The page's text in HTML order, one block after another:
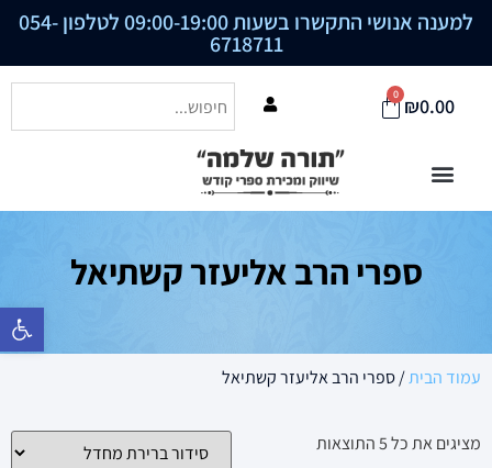
פתח סרגל
למענה אנושי התקשרו בשעות 09:00-19:00 לטלפון 054-
6718711
₪0.00
0
ספרי הרב אליעזר קשתיאל
עמוד הבית/ ספרי הרב אליעזר קשתיאל
מציגים את כל ⁦5⁩ התוצאות